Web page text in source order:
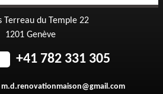
Terreau du Temple 22
1201 Genève
+41 782 331 305
m.d.renovationmaison@gmail.com